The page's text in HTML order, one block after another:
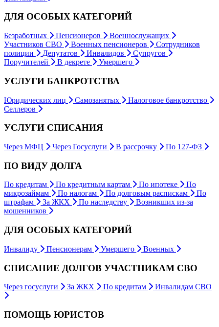
ДЛЯ ОСОБЫХ КАТЕГОРИЙ
Безработных Пенсионеров
Военнослужащих
Участников СВО
Военных пенсионеров
Сотрудников
полиции
Депутатов Инвалидов
Супругов
Поручителей
В декрете Умершего
УСЛУГИ БАНКРОТСТВА
Юридических лиц Самозанятых
Налоговое банкротство
Селлеров
УСЛУГИ СПИСАНИЯ
Через МФЦ Через Госуслуги В рассрочку По 127-ФЗ
ПО ВИДУ ДОЛГА
По кредитам По кредитным картам По ипотеке
По
микрозаймам
По налогам По долговым распискам
По
штрафам
За ЖКХ По наследству
Возникших из-за
мошенников
ДЛЯ ОСОБЫХ КАТЕГОРИЙ
Инвалиду Пенсионерам Умершего Военных
СПИСАНИЕ ДОЛГОВ УЧАСТНИКАМ СВО
Через госуслуги За ЖКХ По кредитам Инвалидам СВО
ПОМОЩЬ ЮРИСТОВ